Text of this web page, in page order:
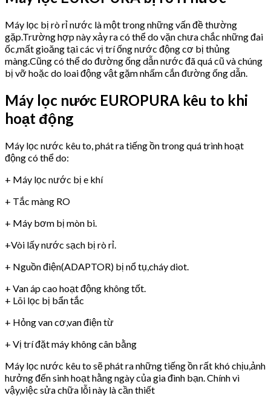
Máy lọc bị rò rỉ nước là một trong những vấn đề thường
gặp.Trường hợp này xảy ra có thể do vặn chưa chắc những đai
ốc,mất gioăng tại các vị trí ống nước động cơ bị thủng
màng.Cũng có thể do đường ống dẫn nước đã quá cũ và chúng
bị vỡ hoặc do loai động vật gặm nhấm cắn đường ống dẫn.
Máy lọc nước EUROPURA kêu to khi
hoạt động
Máy lọc nước kêu to, phát ra tiếng ồn trong quá trình hoạt
động có thể do:
+ Máy lọc nước bị e khí
+ Tắc màng RO
+ Máy bơm bị mòn bi.
+Vòi lấy nước sạch bị rò rỉ.
+ Nguồn điện(ADAPTOR) bị nổ tụ,cháy diot.
+ Van áp cao hoạt động không tốt.
+ Lõi lọc bị bẩn tắc
+ Hỏng van cơ,van điện từ
+ Vị trí đặt máy không cân bằng
Máy lọc nước kêu to sẽ phát ra những tiếng ồn rất khó chịu,ảnh
hưởng đến sinh hoạt hằng ngày của gia đình bạn. Chính vì
vậy,việc sửa chữa lỗi này là cần thiết